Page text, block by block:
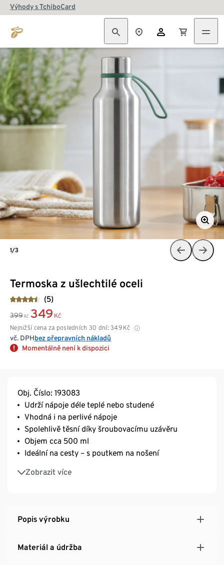
Výhody s TchiboCard
Termoska z ušlechtilé oceli
(5)
399 Kč 349 Kč
Nejnižší cena za posledních 30 dní: 349 Kč
vč. DPHbez přepravních nákladů
Momentálně není k dispozici
1/3
Obj. Číslo: 193083
Udrží nápoje déle teplé nebo studené
Vhodná i na perlivé nápoje
Spolehlivě těsní díky šroubovacímu uzávěru
Objem cca 500 ml
Ideální na cesty – s poutkem na nošení
Zobrazit více
Snadno se čistí
Popis výrobku
Materiál a údržba